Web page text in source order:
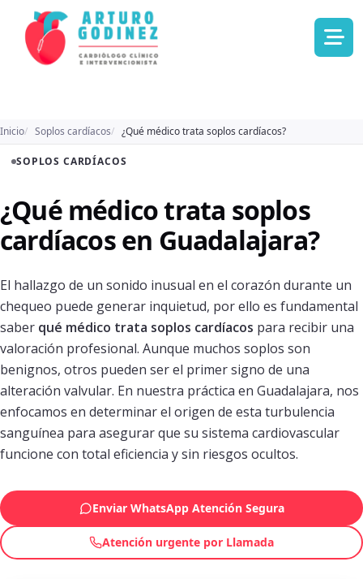
Inicio Soplos cardíacos ¿Qué médico trata soplos cardíacos?
SOPLOS CARDÍACOS
¿Qué médico trata soplos
cardíacos en Guadalajara?
El hallazgo de un sonido inusual en el corazón durante un
chequeo puede generar inquietud, por ello es fundamental
saber qué médico trata soplos cardíacos para recibir una
valoración profesional. Aunque muchos soplos son
benignos, otros pueden ser el primer signo de una
alteración valvular. En nuestra práctica en Guadalajara, nos
enfocamos en determinar el origen de esta turbulencia
sanguínea para asegurar que su sistema cardiovascular
funcione con total eficiencia y sin riesgos ocultos.
Enviar WhatsApp Atención Segura
Atención urgente por Llamada